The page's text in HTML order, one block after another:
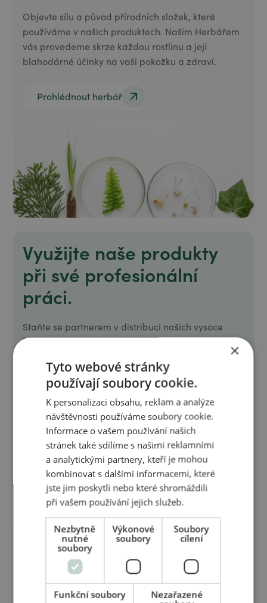
Objevte sílu a původ přírodních složek, které
používáme v našich produktech. Naším Herbářem
vás provedeme skrze každou rostlinu a její
blahodárné účinky na vaši pokožku a zdraví.
Prohlédnout herbář
Využijte naše produkty
při své profesionální
práci.
Staňte se partnerem v distribuci našich vysoce
kvalitních aromaterapeutických produktů. Objevte
kosmetickém či kadeřnickém salónu, pro masáže a
fyzioterapii. Společně můžeme posunout hranice
přírodní péče a přinést její benefity širšímu spektru
zákazníků.
Chci spolupracovat
Chci spolupracovat
×
Tyto webové stránky
používají soubory cookie.
K personalizaci obsahu, reklam a analýze
návštěvnosti používáme soubory cookie.
Informace o vašem používání našich
stránek také sdílíme s našimi reklamními
a analytickými partnery, kteří je mohou
kombinovat s dalšími informacemi, které
jste jim poskytli nebo které shromáždili
při vašem používání jejich služeb.
Nezbytně
nutné
soubory
Výkonové
soubory
Soubory
cílení
Funkční soubory
Nezařazené